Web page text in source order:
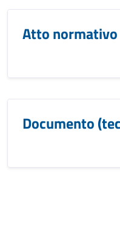
Atto normativo
Documento